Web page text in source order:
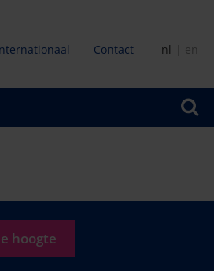
Contact nl en
hoogte